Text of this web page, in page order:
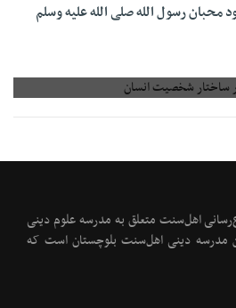
محبان رسول الله صلی الله علیه وسلم
شخصیت انسان
اهل‌سنت متعلق به مدرسه علوم دینی
مدرسه دینی اهل‌سنت بلوچستان است که